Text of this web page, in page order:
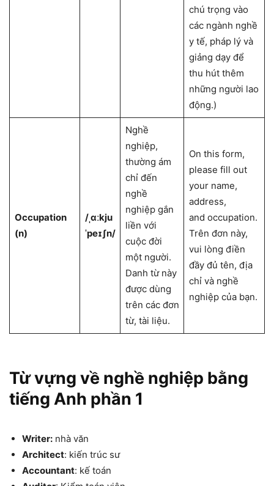
chú trọng vào
các ngành nghề
y tế, pháp lý và
giảng dạy để
thu hút thêm
những người lao
động.)
Occupation
(n)
/ˌɑːkju
ˈpeɪʃn/
Nghề
nghiệp,
thường ám
chỉ đến
nghề
nghiệp gắn
liền với
cuộc đời
một người.
Danh từ này
được dùng
trên các đơn
từ, tài liệu.
On this form,
please fill out
your name,
address,
and occupation.
Trên đơn này,
vui lòng điền
đầy đủ tên, địa
chỉ và nghề
nghiệp của bạn.
Từ vựng về nghề nghiệp bằng
tiếng Anh phần 1
Writer: nhà văn
Architect: kiến trúc sư
Accountant: kế toán